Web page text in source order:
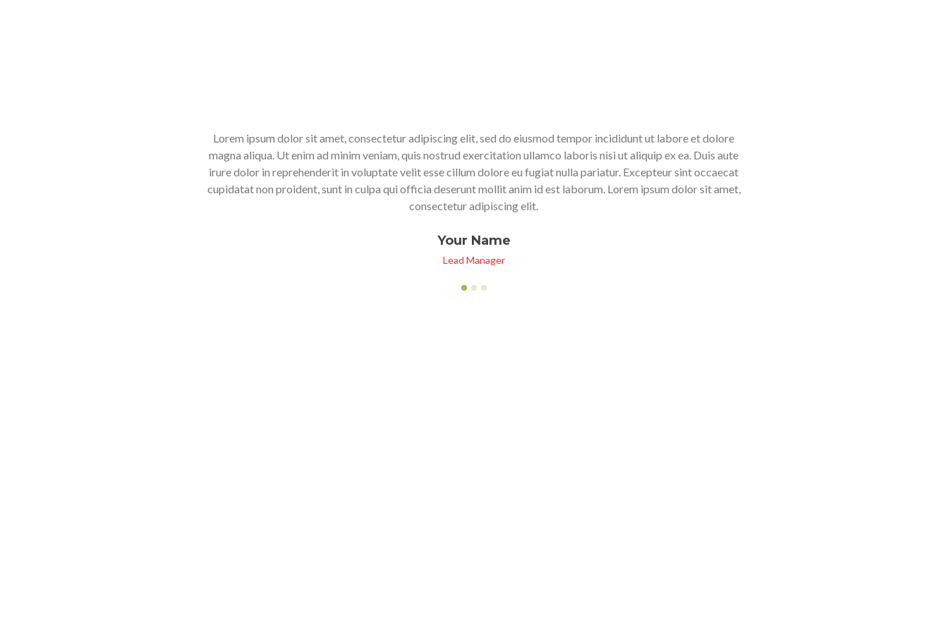
Lorem ipsum dolor sit amet, consectetur adipiscing elit, sed do eiusmod tempor incididunt ut labore et dolore
magna aliqua. Ut enim ad minim veniam, quis nostrud exercitation ullamco laboris nisi ut aliquip ex ea. Duis aute
irure dolor in reprehenderit in voluptate velit esse cillum dolore eu fugiat nulla pariatur. Excepteur sint occaecat
cupidatat non proident, sunt in culpa qui officia deserunt mollit anim id est laborum. Lorem ipsum dolor sit amet,
consectetur adipiscing elit.
Your Name
Lead Manager